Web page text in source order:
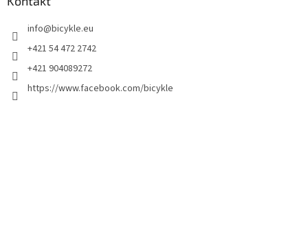
info@bicykle.eu
+421 54 472 2742
+421 904089272
https://www.facebook.com/bicykle